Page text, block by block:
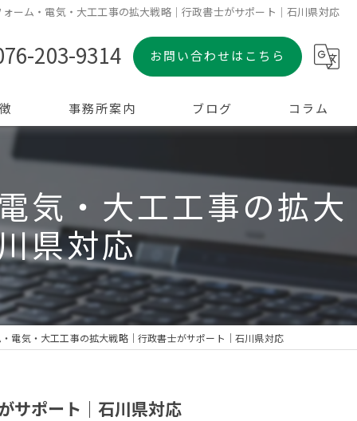
ーム・電気・大工工事の拡大戦略｜行政書士がサポート｜石川県対応
203-9314 お問い合わせはこちら
事務所案内 ブログ コラム
気・大工工事の拡大
県対応
電気・大工工事の拡大戦略｜行政書士がサポート｜石川県対応
サポート｜石川県対応